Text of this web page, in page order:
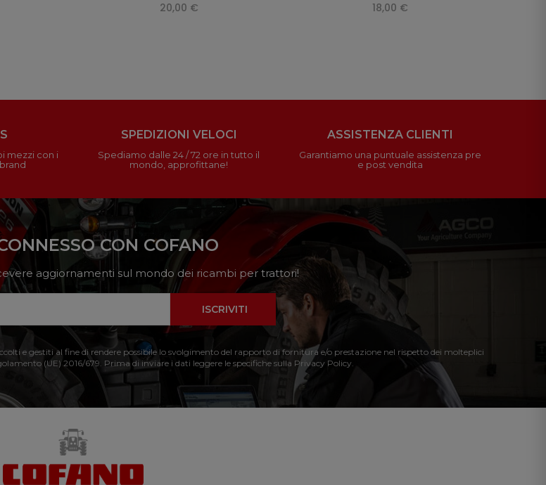
20,00 € 18,00 €
mezzi con i
SPEDIZIONI VELOCI
Spediamo dalle 24 / 72 ore in tutto il
mondo, approfittane!
ASSISTENZA CLIENTI
Garantiamo una puntuale assistenza pre
e post vendita
CON COFANO
aggiornamenti sul mondo dei ricambi per trattori!
ISCRIVITI
e gestiti al fine di rendere possibile lo svolgimento del rapporto di fornitura e/o prestazione nel rispetto dei molteplici
(UE) 2016/679. Prima di inviare i dati leggere le specifiche sulla Privacy Policy.